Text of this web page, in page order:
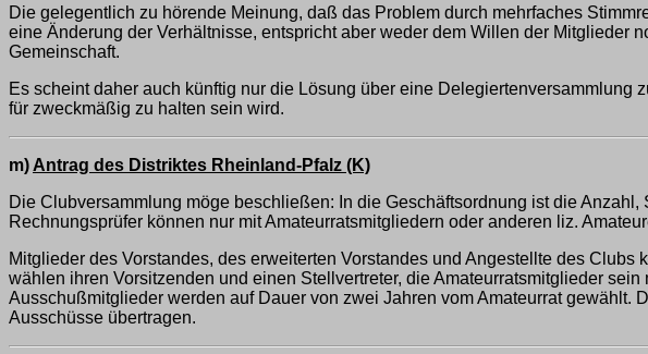
Die gelegentlich zu hörende Meinung, daß das Problem durch mehrfaches
eine Änderung der Verhältnisse, entspricht aber weder dem Willen der
Gemeinschaft.
Es scheint daher auch künftig nur die Lösung über eine
für zweckmäßig zu halten sein wird.
m)Antrag des Distriktes Rheinland-Pfalz (K)
Die Clubversammlung möge beschließen: In die Geschäftsordnung ist die
Rechnungsprüfer können nur mit Amateurratsmitgliedern oder anderen liz.
Mitglieder des Vorstandes, des erweiterten Vorstandes und Angestellte des
wählen ihren Vorsitzenden und einen Stellvertreter, die Amateurratsmitglieder
Ausschußmitglieder werden auf Dauer von zwei Jahren vom Amateurrat
Ausschüsse übertragen.